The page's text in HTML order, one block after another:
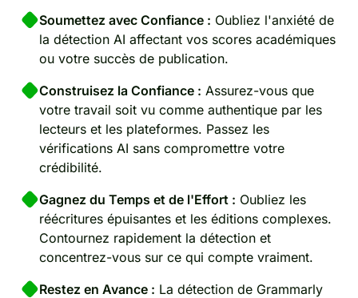
Soumettez avec Confiance : Oubliez l'anxiété de
la détection AI affectant vos scores académiques
ou votre succès de publication.
Construisez la Confiance : Assurez-vous que
votre travail soit vu comme authentique par les
lecteurs et les plateformes. Passez les
vérifications AI sans compromettre votre
crédibilité.
Gagnez du Temps et de l'Effort : Oubliez les
réécritures épuisantes et les éditions complexes.
Contournez rapidement la détection et
concentrez-vous sur ce qui compte vraiment.
Restez en Avance : La détection de Grammarly